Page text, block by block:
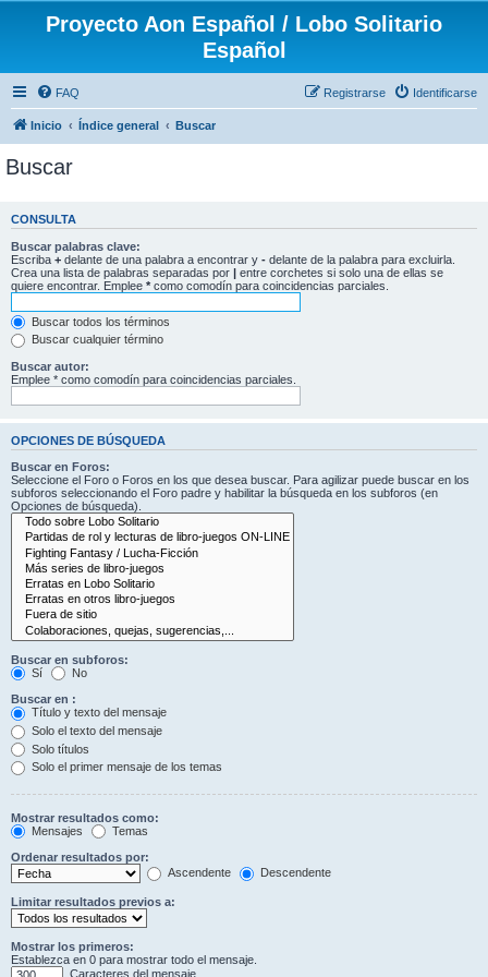
Proyecto Aon Español / Lobo Solitario
Español
FAQ Identificarse
Registrarse
Inicio Índice general Buscar
Buscar
CONSULTA
Buscar palabras clave:
Escriba + delante de una palabra a encontrar y - delante de la palabra para excluirla.
Crea una lista de palabras separadas por | entre corchetes si solo una de ellas se
quiere encontrar. Emplee * como comodín para coincidencias parciales.
Buscar todos los términos
Buscar cualquier término
Buscar autor:
Emplee * como comodín para coincidencias parciales.
OPCIONES DE BÚSQUEDA
Buscar en Foros:
Seleccione el Foro o Foros en los que desea buscar. Para agilizar puede buscar en los
subforos seleccionando el Foro padre y habilitar la búsqueda en los subforos (en
Opciones de búsqueda).
Buscar en subforos:
Sí
No
Buscar en :
Título y texto del mensaje
Solo el texto del mensaje
Solo títulos
Solo el primer mensaje de los temas
Mostrar resultados como:
Mensajes
Temas
Ordenar resultados por:
Ascendente
Descendente
Limitar resultados previos a:
Mostrar los primeros:
Establezca en 0 para mostrar todo el mensaje.
Caracteres del mensaje